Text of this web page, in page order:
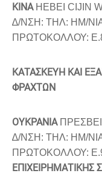
ΚΙΝΑHEBEI CIJIN
∆/ΝΣΗ: ΤΗΛ: ΗΜ/
ΠΡΩΤΟΚΟΛΛΟΥ:
ΚΑΤΑΣΚΕΥΗ ΚΑΙ
ΦΡΑΧΤΩΝ
ΟΥΚΡΑΝΙΑ
∆/ΝΣΗ: ΤΗΛ: ΗΜ/
ΠΡΩΤΟΚΟΛΛΟΥ:
ΕΠΙΧΕΙΡΗΜΑΤΙΚΗΣ